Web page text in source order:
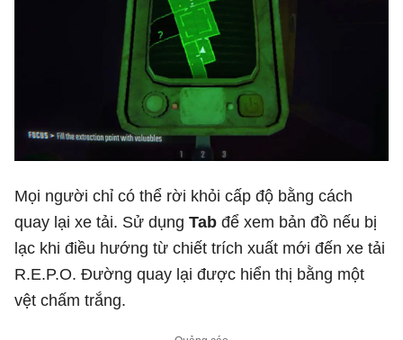
Mọi người chỉ có thể rời khỏi cấp độ bằng cách
quay lại xe tải. Sử dụng Tab để xem bản đồ nếu bị
lạc khi điều hướng từ chiết trích xuất mới đến xe tải
R.E.P.O. Đường quay lại được hiển thị bằng một
vệt chấm trắng.